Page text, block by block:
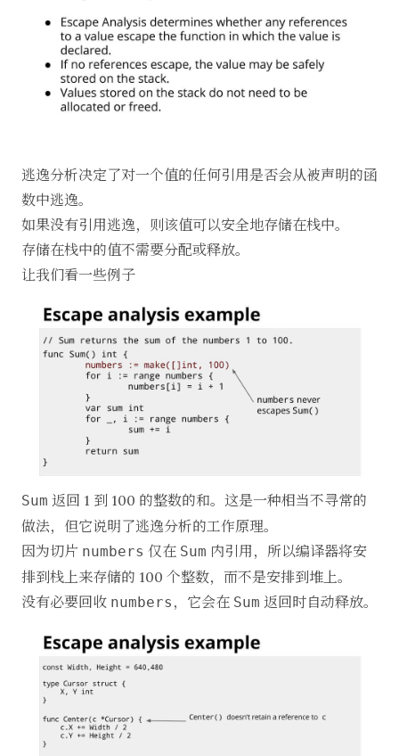
逃逸分析决定了对一个值的任何引用是否会从被声明的函
数中逃逸。
如果没有引用逃逸，则该值可以安全地存储在栈中。
存储在栈中的值不需要分配或释放。
让我们看一些例子
Sum 返回 1 到 100 的整数的和。这是一种相当不寻常的
做法，但它说明了逃逸分析的工作原理。
因为切片 numbers 仅在 Sum 内引用，所以编译器将安
排到栈上来存储的 100 个整数，而不是安排到堆上。
没有必要回收 numbers ，它会在 Sum 返回时自动释放。